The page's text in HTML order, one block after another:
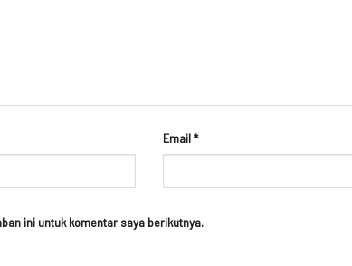
Email*
ini untuk komentar saya berikutnya.